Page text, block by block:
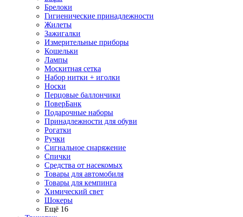
Брелоки
Гигиенические принадлежности
Жилеты
Зажигалки
Измерительные приборы
Кошельки
Лампы
Москитная сетка
Набор нитки + иголки
Носки
Перцовые баллончики
ПоверБанк
Подарочные наборы
Принадлежности для обуви
Рогатки
Ручки
Сигнальное снаряжение
Спички
Средства от насекомых
Товары для автомобиля
Товары для кемпинга
Химический свет
Шокеры
Ещё 16